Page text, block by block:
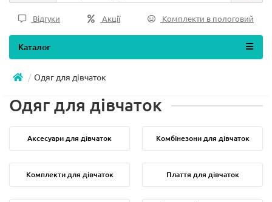
Відгуки Акції Комплекти в пологовий
Каталог
Одяг для дівчаток
Одяг для дівчаток
Аксесуари для дівчаток Комбінезони для дівчаток
Комплекти для дівчаток Плаття для дівчаток